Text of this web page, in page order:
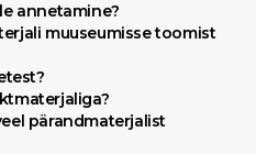
annetamine?
muuseumisse toomist
pärandmaterjalist